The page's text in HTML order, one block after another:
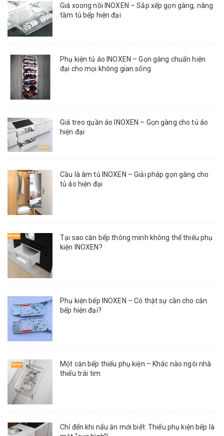
Giá xoong nồi INOXEN – Sắp xếp gọn gàng, nâng
tầm tủ bếp hiện đại
Phụ kiện tủ áo INOXEN – Gọn gàng chuẩn hiện
đại cho mọi không gian sống
Giá treo quần áo INOXEN – Gọn gàng cho tủ áo
hiện đại
Cầu là âm tủ INOXEN – Giải pháp gọn gàng cho
tủ áo hiện đại
Tại sao căn bếp thông minh không thể thiếu phụ
kiện INOXEN?
Phụ kiện bếp INOXEN – Có thật sự cần cho căn
bếp hiện đại?
Một căn bếp thiếu phụ kiện – Khác nào ngôi nhà
thiếu trái tim
Chỉ đến khi nấu ăn mới biết: Thiếu phụ kiện bếp là